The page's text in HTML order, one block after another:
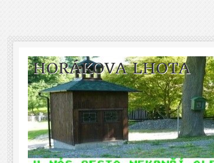
HORÁKOVA LHOTA